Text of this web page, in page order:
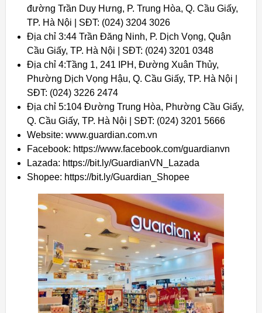
đường Trần Duy Hưng, P. Trung Hòa, Q. Cầu Giấy,
TP. Hà Nội | SĐT: (024) 3204 3026
Địa chỉ 3:44 Trần Đăng Ninh, P. Dịch Vọng, Quận
Cầu Giấy, TP. Hà Nội | SĐT: (024) 3201 0348
Địa chỉ 4:Tầng 1, 241 IPH, Đường Xuân Thủy,
Phường Dịch Vọng Hậu, Q. Cầu Giấy, TP. Hà Nội |
SĐT: (024) 3226 2474
Địa chỉ 5:104 Đường Trung Hòa, Phường Cầu Giấy,
Q. Cầu Giấy, TP. Hà Nội | SĐT: (024) 3201 5666
Website: www.guardian.com.vn
Facebook: https://www.facebook.com/guardianvn
Lazada: https://bit.ly/GuardianVN_Lazada
Shopee: https://bit.ly/Guardian_Shopee